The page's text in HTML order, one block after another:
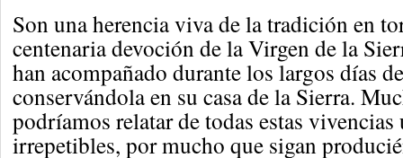
Son una herencia viva de la tradición en
centenaria devoción de la Virgen de la
han acompañado durante los largos días
conservándola en su casa de la Sierra.
podríamos relatar de todas estas
irrepetibles, por mucho que sigan